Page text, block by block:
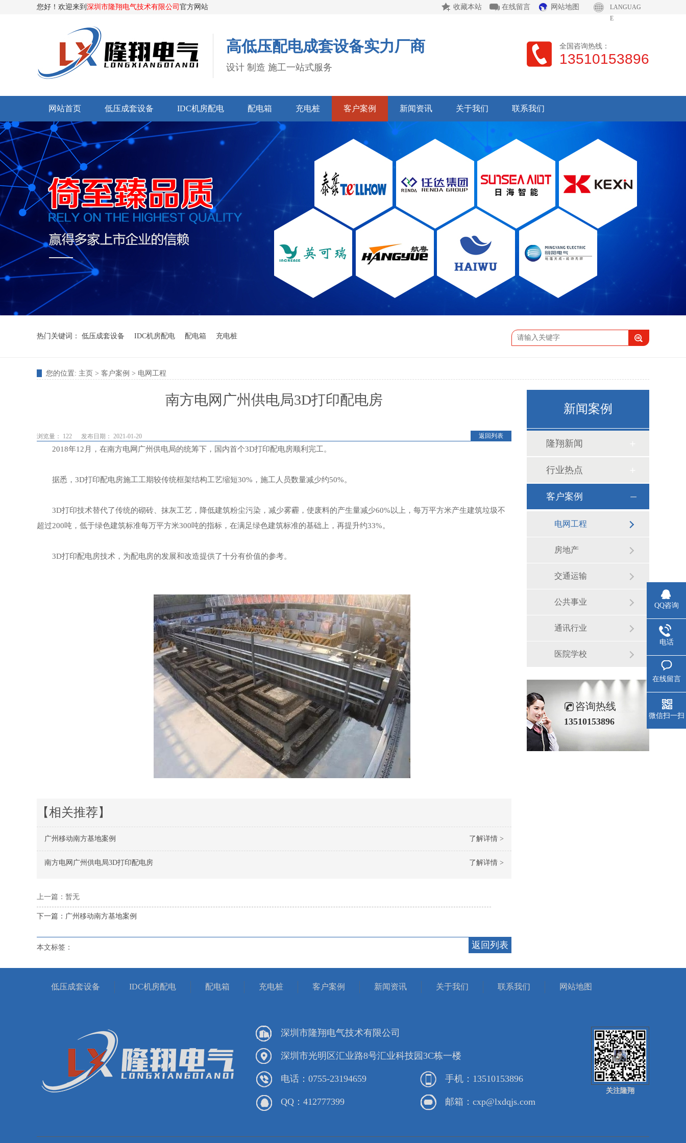
您好！欢迎来到 深圳市隆翔电气技术有限公司 官方网站 收藏本站 在线留言 网站地图
LANGUAG
E
高低压配电成套设备实力厂商
设计 制造 施工一站式服务
全国咨询热线：
13510153896
网站首页 低压成套设备 IDC机房配电 配电箱 充电桩 客户案例 新闻资讯 关于我们 联系我们
热门关键词： 低压成套设备 IDC机房配电 配电箱 充电桩
您的位置: 主页 > 客户案例 > 电网工程
南方电网广州供电局3D打印配电房
返回列表
浏览量： 122 发布日期： 2021-01-20
2018年12月，在南方电网广州供电局的统筹下，国内首个3D打印配电房顺利完工。
据悉，3D打印配电房施工工期较传统框架结构工艺缩短30%，施工人员数量减少约50%。
3D打印技术替代了传统的砌砖、抹灰工艺，降低建筑粉尘污染，减少雾霾，使废料的产生量减少60%以上，每万平方米产生建筑垃圾不
超过200吨，低于绿色建筑标准每万平方米300吨的指标，在满足绿色建筑标准的基础上，再提升约33%。
3D打印配电房技术，为配电房的发展和改造提供了十分有价值的参考。
【相关推荐】
广州移动南方基地案例 了解详情 >
南方电网广州供电局3D打印配电房 了解详情 >
上一篇：暂无
下一篇：广州移动南方基地案例
返回列表
本文标签：
新闻案例
隆翔新闻
行业热点
客户案例
电网工程
房地产
交通运输
公共事业
通讯行业
医院学校
咨询热线
13510153896
低压成套设备 IDC机房配电 配电箱 充电桩 客户案例 新闻资讯 关于我们 联系我们 网站地图
深圳市隆翔电气技术有限公司
深圳市光明区汇业路8号汇业科技园3C栋一楼
电话：0755-23194659 手机：13510153896
QQ：412777399 邮箱：cxp@lxdqjs.com
关注隆翔
QQ咨询
电话
在线留言
微信扫一扫